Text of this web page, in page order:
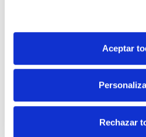
Aceptar
Rechazar
con tu
disfruta deun 10% de